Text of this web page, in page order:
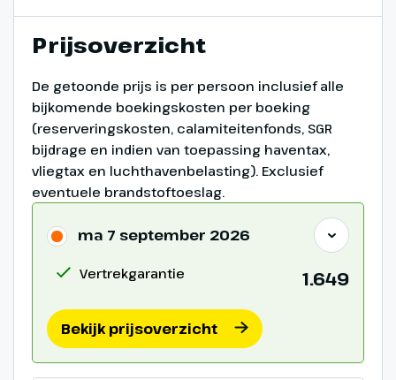
voor de terugreis naar IJmuiden.
Dag 10
Terugreis
Prijsoverzicht
De getoonde prijs is per persoon inclusief alle
bijkomende boekingskosten per boeking
(reserveringskosten, calamiteitenfonds, SGR
bijdrage en indien van toepassing haventax,
vliegtax en luchthavenbelasting). Exclusief
eventuele brandstoftoeslag.
ma 7 september 2026
Vertrekgarantie 1.649
Bekijk prijsoverzicht